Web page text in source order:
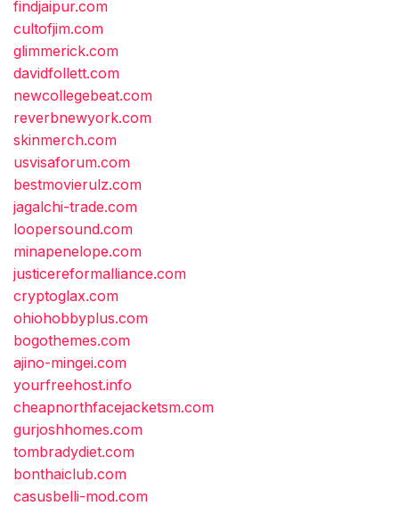
findjaipur.com
cultofjim.com
glimmerick.com
davidfollett.com
newcollegebeat.com
reverbnewyork.com
skinmerch.com
usvisaforum.com
bestmovierulz.com
jagalchi-trade.com
loopersound.com
minapenelope.com
justicereformalliance.com
cryptoglax.com
ohiohobbyplus.com
bogothemes.com
ajino-mingei.com
yourfreehost.info
cheapnorthfacejacketsm.com
gurjoshhomes.com
tombradydiet.com
bonthaiclub.com
casusbelli-mod.com